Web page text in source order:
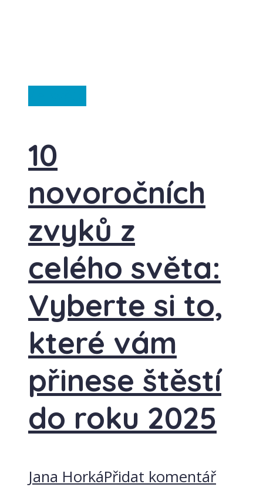
10
novoročních
zvyků z
celého světa:
Vyberte si to,
které vám
přinese štěstí
do roku 2025
Jana HorkáPřidat komentář